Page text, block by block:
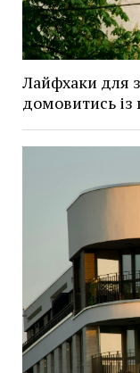
Лайфхаки для
домовитись